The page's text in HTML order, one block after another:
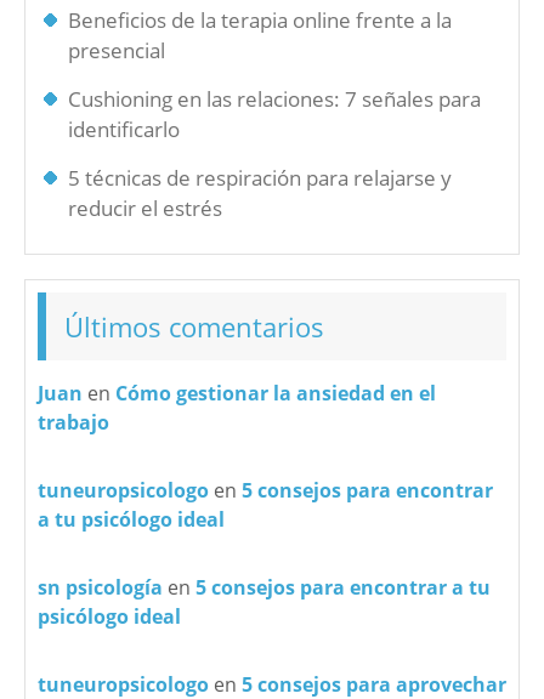
Beneficios de la terapia online frente a la
presencial
Cushioning en las relaciones: 7 señales para
identificarlo
5 técnicas de respiración para relajarse y
reducir el estrés
Últimos comentarios
Juan en Cómo gestionar la ansiedad en el
trabajo
tuneuropsicologo en 5 consejos para encontrar
a tu psicólogo ideal
sn psicología en 5 consejos para encontrar a tu
psicólogo ideal
tuneuropsicologo en 5 consejos para aprovechar